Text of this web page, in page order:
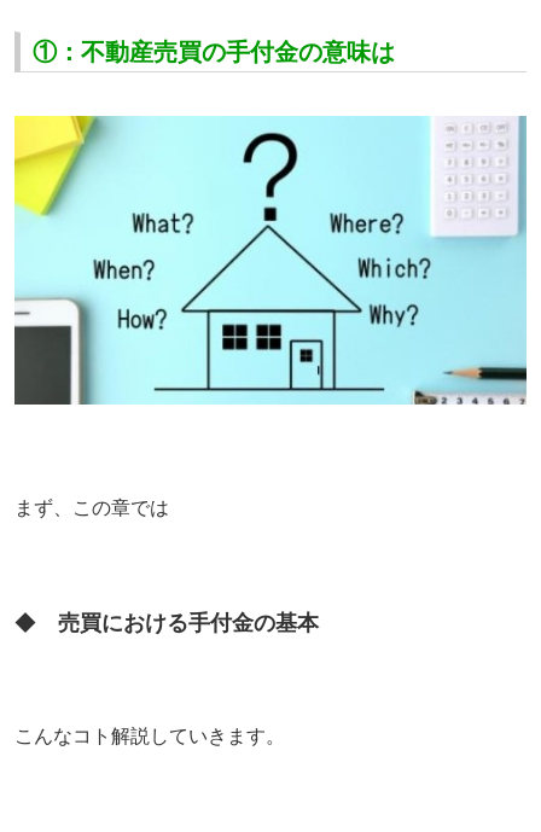
①：不動産売買の手付金の意味は
まず、この章では
◆ 売買における手付金の基本
こんなコト 解説していきます。